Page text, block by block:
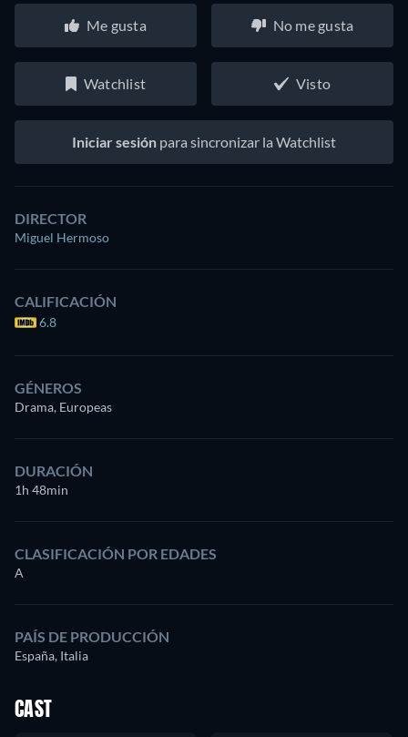
Me gusta No me gusta
Watchlist Visto
Iniciar sesión para sincronizar la Watchlist
DIRECTOR
Miguel Hermoso
CALIFICACIÓN
6.8
GÉNEROS
Drama, Europeas
DURACIÓN
1h 48min
CLASIFICACIÓN POR EDADES
A
PAÍS DE PRODUCCIÓN
España, Italia
CAST